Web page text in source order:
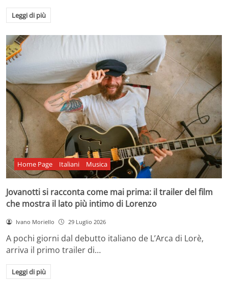
Leggi di più
Home Page Italiani Musica
Jovanotti si racconta come mai prima: il trailer del film
che mostra il lato più intimo di Lorenzo
Ivano Moriello 29 Luglio 2026
A pochi giorni dal debutto italiano de L’Arca di Lorè,
arriva il primo trailer di…
Leggi di più